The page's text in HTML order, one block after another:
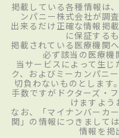
掲載している各種情報は
ンパニー株式会社が調
出来るだけ正確な情報掲
に保証する
掲載されている医療機関
必ず該当の医療機
当サービスによって生
ク、およびミーカンパニ
切負わないものとします
手数ですがドクターズ・
けますよう
なお、「マイナンバーカ
関」の情報につきまして
情報を掲